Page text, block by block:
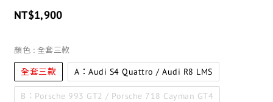
NT$1,900
顏色 : 全套三款
全套三款 A：Audi S4 Quattro / Audi R8 LMS
B：Porsche 993 GT2 / Porsche 718 Cayman GT4